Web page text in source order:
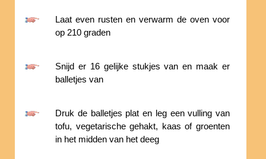
Laat even rusten en verwarm de oven voor
op 210 graden
Snijd er 16 gelijke stukjes van en maak er
balletjes van
Druk de balletjes plat en leg een vulling van
tofu, vegetarische gehakt, kaas of groenten
in het midden van het deeg